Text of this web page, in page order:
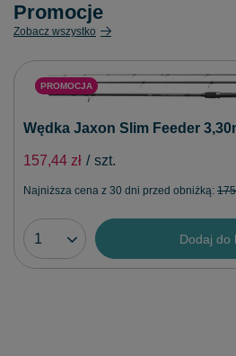
Promocje
Zobacz wszystko
PROMOCJA
Wędka Jaxon Slim Feeder
157,44 zł / szt.
Najniższa cena z 30 dni przed obniżką:
Dodaj do